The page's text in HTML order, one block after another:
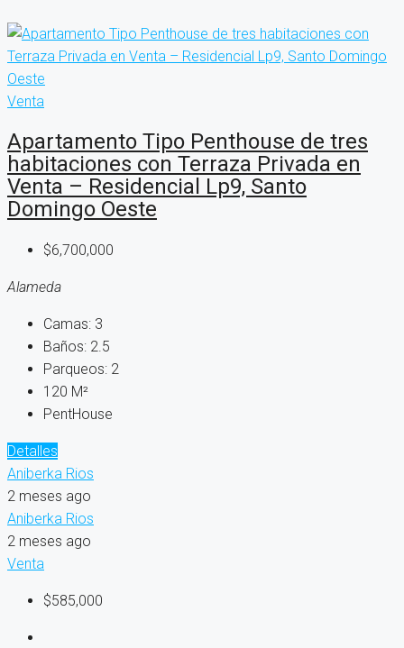
Venta
Apartamento Tipo Penthouse de tres
habitaciones con Terraza Privada en
Venta – Residencial Lp9, Santo
Domingo Oeste
$6,700,000
Alameda
Camas: 3
Baños: 2.5
Parqueos: 2
120 M²
PentHouse
Detalles
Aniberka Rios
2 meses ago
Aniberka Rios
2 meses ago
Venta
$585,000